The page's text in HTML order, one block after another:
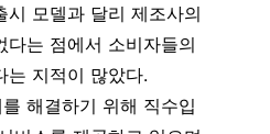
시 모델과 달리 제조사의
는 점에서 소비자들의
는 지적이 많았다.
해결하기 위해 직수입